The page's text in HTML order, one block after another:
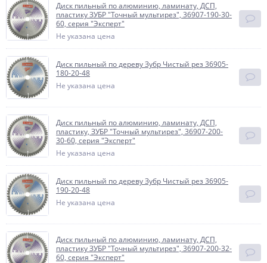
Диск пильный по алюминию, ламинату, ДСП,
пластику ЗУБР "Точный мультирез", 36907-190-30-
60, серия "Эксперт"
Не указана цена
Диск пильный по дереву Зубр Чистый рез 36905-
180-20-48
Не указана цена
Диск пильный по алюминию, ламинату, ДСП,
пластику, ЗУБР "Точный мультирез", 36907-200-
30-60, серия "Эксперт"
Не указана цена
Диск пильный по дереву Зубр Чистый рез 36905-
190-20-48
Не указана цена
Диск пильный по алюминию, ламинату, ДСП,
пластику ЗУБР "Точный мультирез", 36907-200-32-
60, серия "Эксперт"